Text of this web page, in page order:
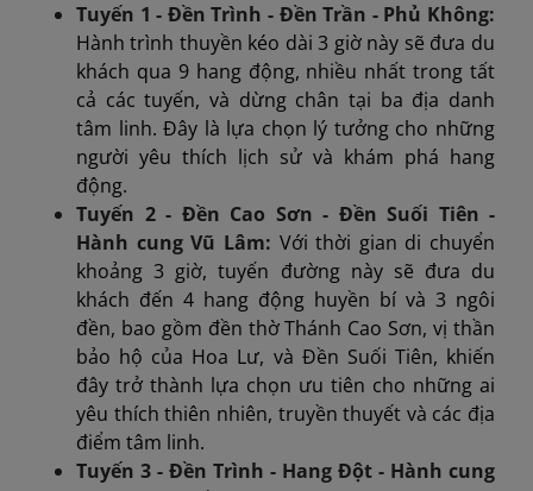
Tuyến 1 - Đền Trình - Đền Trần - Phủ Không:
Hành trình thuyền kéo dài 3 giờ này sẽ đưa du
khách qua 9 hang động, nhiều nhất trong tất
cả các tuyến, và dừng chân tại ba địa danh
tâm linh. Đây là lựa chọn lý tưởng cho những
người yêu thích lịch sử và khám phá hang
động.
Tuyến 2 - Đền Cao Sơn - Đền Suối Tiên -
Hành cung Vũ Lâm: Với thời gian di chuyển
khoảng 3 giờ, tuyến đường này sẽ đưa du
khách đến 4 hang động huyền bí và 3 ngôi
đền, bao gồm đền thờ Thánh Cao Sơn, vị thần
bảo hộ của Hoa Lư, và Đền Suối Tiên, khiến
đây trở thành lựa chọn ưu tiên cho những ai
yêu thích thiên nhiên, truyền thuyết và các địa
điểm tâm linh.
Tuyến 3 - Đền Trình - Hang Đột - Hành cung